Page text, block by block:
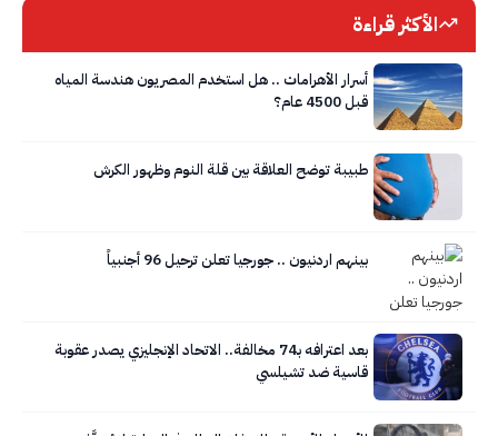
الأكثر قراءة
أسرار الأهرامات .. هل استخدم المصريون هندسة المياه
قبل 4500 عام؟
طبيبة توضح العلاقة بين قلة النوم وظهور الكرش
بينهم اردنيون .. جورجيا تعلن ترحيل 96 أجنبياً
بعد اعترافه بـ74 مخالفة.. الاتحاد الإنجليزي يصدر عقوبة
قاسية ضد تشيلسي